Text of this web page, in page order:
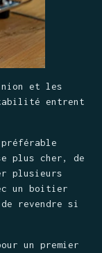
et les
entrent
plus cher, de
plusieurs
un boitier
revendre si
un premier